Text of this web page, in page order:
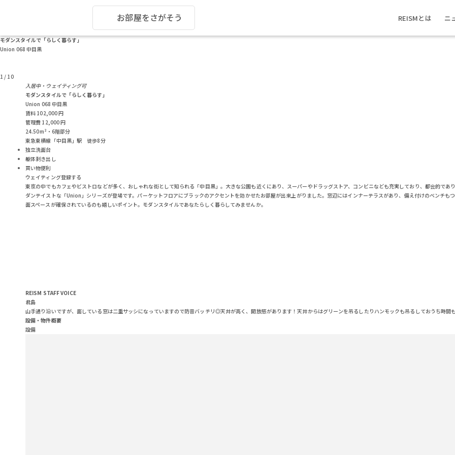
お部屋をさがそう REISMとは ニ
モダンスタイルで「らしく暮らす」
Union 068 中目黒
1 / 10
入居中・ウェイティング可
モダンスタイルで「らしく暮らす」
Union 068 中目黒
賃料 102,000円
管理費 12,000円
24.50m²・6階部分
東急東横線「中目黒」駅 徒歩8分
独立洗面台
躯体剥き出し
買い物便利
ウェイティング登録する
東京の中でもカフェやビストロなどが多く、おしゃれな街として知られる「中目黒」。大きな公園も近くにあり、スーパーやドラッグストア、コンビニなども充実しており、都会的で
ダンテイストな「Union」シリーズが登場です。パーケットフロアにブラックのアクセントを効かせたお部屋が出来上がりました。窓辺にはインナーテラスがあり、備え付けのベンチ
面スペースが確保されているのも嬉しいポイント。モダンスタイルであなたらしく暮らしてみませんか。
REISM STAFFVOICE
君島
山手通り沿いですが、面している窓は二重サッシになっていますので防音バッチリ◎天井が高く、開放感があります！天井からはグリーンを吊るしたりハンモックも吊るしておうち時間
設備・物件概要
設備